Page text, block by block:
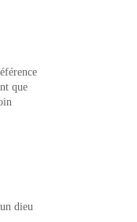
que
dieu